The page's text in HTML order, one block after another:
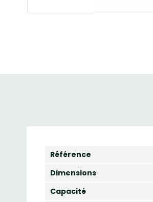
Référence
Dimensions
Capacité